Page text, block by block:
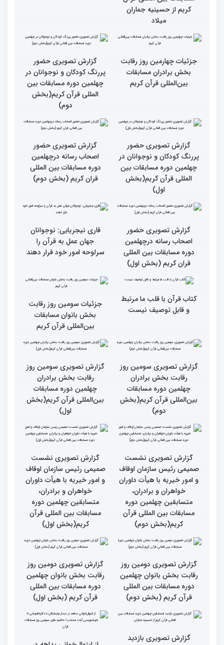
گزارش تصویری بازدید
متسابقین چهلمین دوره
مسابقات بین المللی قرآن
مردم مفاهیم و تعالیم قرآن
را در زندگی به کار گیرند
جزئیات چهارمین روز رقابت
بخش برادران مسابقات
بین‌المللی قرآن کریم
گزارش تصویری حضور
پررنگ کودکان و نوجوانان در
چهلمین دوره مسابقات بین
المللی قرآن کریم(بخش
گزارش تصویری حضور
پررنگ کودکان و نوجوانان در
چهلمین دوره مسابقات بین
المللی قرآن کریم(بخش
اول)
گزارش تصویری حضور
اصحاب رسانه درچهلمین
دوره مسابقات بین المللی
گزارش تصویری حضور
دوره مسابقات بین المللی
قران کریم (بخش اول)
قاری نیجریایی: نوجوانان
جهان عمل به قرآن را
سرلوحه امور خود قرار دهند
کتاب قرآن با قلب ما مرتبط
و قابل توصیف نیست
جزئیات سومین روز رقابت
بخش بانوان مسابقات
بین‌المللی قرآن کریم
گزارش تصویری سومین روز
رقابت بخش برادران
چهلمین دوره مسابقات
بین‌المللی قرآن کریم(بخش
دوم)
گزارش تصویری سومین روز
رقابت بخش برادران
چهلمین دوره مسابقات
بین‌المللی قرآن کریم(بخش
اول)
گزارش تصویری نشست
و امور خیریه با هیأت داوران
خواهران و برادران،
متسابقین چهلمین دوره
مسابقات بین المللی قرآن
کریم(بخش دوم)
گزارش تصویری نشست
و امور خیریه با هیأت داوران
خواهران و برادران،
متسابقین چهلمین دوره
مسابقات بین المللی قرآن
کریم(بخش اول)